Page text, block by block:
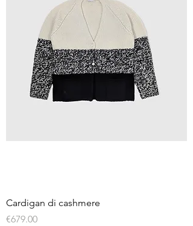
Cardigan di cashmere
Price
€679.00